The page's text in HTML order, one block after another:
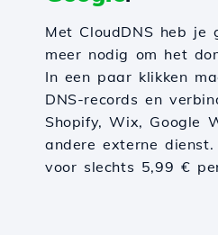
Met CloudDNS heb je
meer nodig om het
In een paar klikken
DNS-records en
Shopify, Wix, Google
andere externe
voor slechts 5,99 €